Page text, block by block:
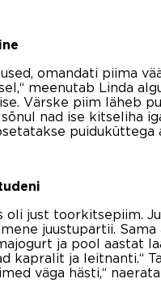
omandati piima
meenutab Linda
Värske piim läheb
nad ise kitseliha
puiduküttega
oli just toorkitsepiim.
juustupartii.
ja pool aastat
kapralit ja leitnanti.“
väga hästi,“